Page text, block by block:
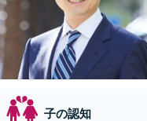
子の認知